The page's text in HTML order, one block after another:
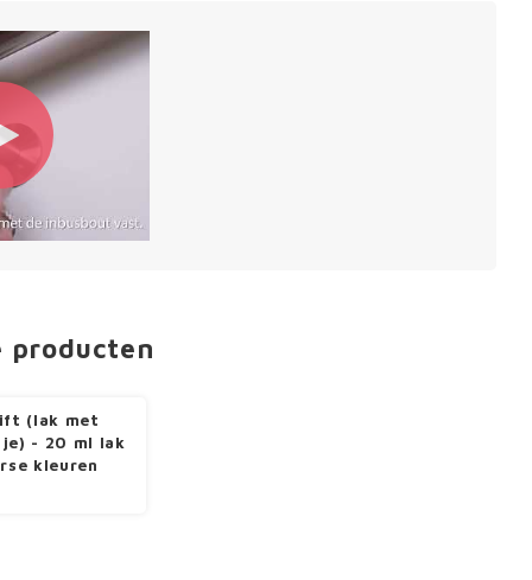
producten
(lak met
- 20 ml lak
kleuren